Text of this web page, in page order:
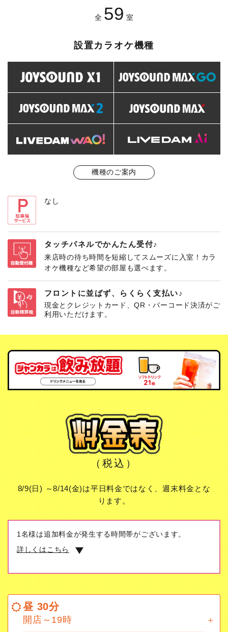
全 59 室
設置カラオケ機種
機種のご案内
なし
タッチパネルでかんたん受付♪
来店時の待ち時間を短縮してスムーズに入室！カラ
オケ機種など希望の部屋も選べます。
フロントに並ばず、らくらく支払い♪
現金とクレジットカード、QR・バーコード決済がご
利用いただけます。
（税込）
8/9(日) ～8/14(金)は平日料金ではなく、週末料金とな
ります。
1名様は追加料金が発生する時間帯がございます。
詳しくはこちら
昼 30分
開店～19時
昼 30分
開店～19時